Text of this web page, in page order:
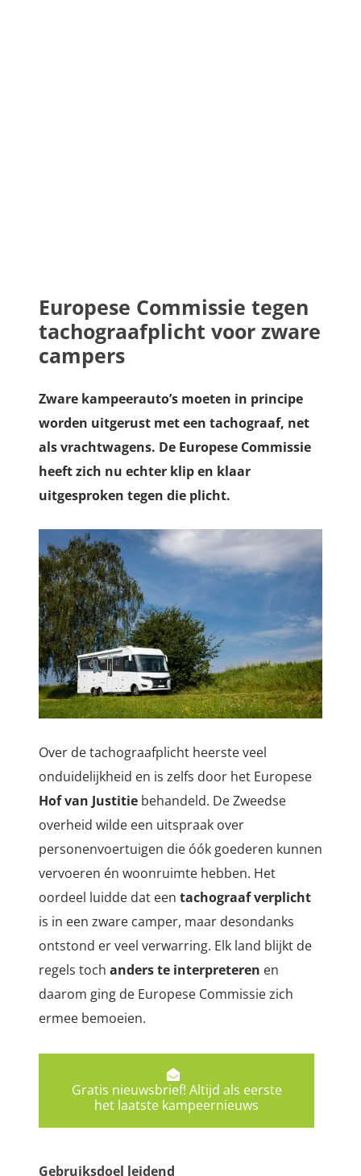
Europese Commissie tegen
tachograafplicht voor zware
campers
Zware kampeerauto’s moeten in principe
worden uitgerust met een tachograaf, net
als vrachtwagens. De Europese Commissie
heeft zich nu echter klip en klaar
uitgesproken tegen die plicht.
Over de tachograafplicht heerste veel
onduidelijkheid en is zelfs door het Europese
Hof van Justitie behandeld. De Zweedse
overheid wilde een uitspraak over
personenvoertuigen die óók goederen kunnen
vervoeren én woonruimte hebben. Het
oordeel luidde dat een tachograaf verplicht
is in een zware camper, maar desondanks
ontstond er veel verwarring. Elk land blijkt de
regels toch anders te interpreteren en
daarom ging de Europese Commissie zich
ermee bemoeien.
Gratis nieuwsbrief! Altijd als eerste
het laatste kampeernieuws
Gebruiksdoel leidend